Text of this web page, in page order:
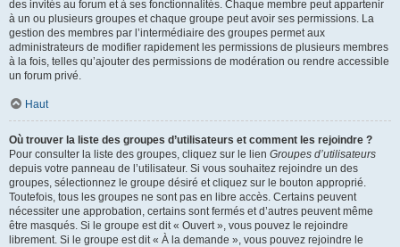
des invités au forum et à ses fonctionnalités. Chaque membre peut appartenir
à un ou plusieurs groupes et chaque groupe peut avoir ses permissions. La
gestion des membres par l’intermédiaire des groupes permet aux
administrateurs de modifier rapidement les permissions de plusieurs membres
à la fois, telles qu’ajouter des permissions de modération ou rendre accessible
un forum privé.
Haut
Où trouver la liste des groupes d’utilisateurs et comment les rejoindre ?
Pour consulter la liste des groupes, cliquez sur le lien Groupes d’utilisateurs
depuis votre panneau de l’utilisateur. Si vous souhaitez rejoindre un des
groupes, sélectionnez le groupe désiré et cliquez sur le bouton approprié.
Toutefois, tous les groupes ne sont pas en libre accès. Certains peuvent
nécessiter une approbation, certains sont fermés et d’autres peuvent même
être masqués. Si le groupe est dit « Ouvert », vous pouvez le rejoindre
librement. Si le groupe est dit « À la demande », vous pouvez rejoindre le